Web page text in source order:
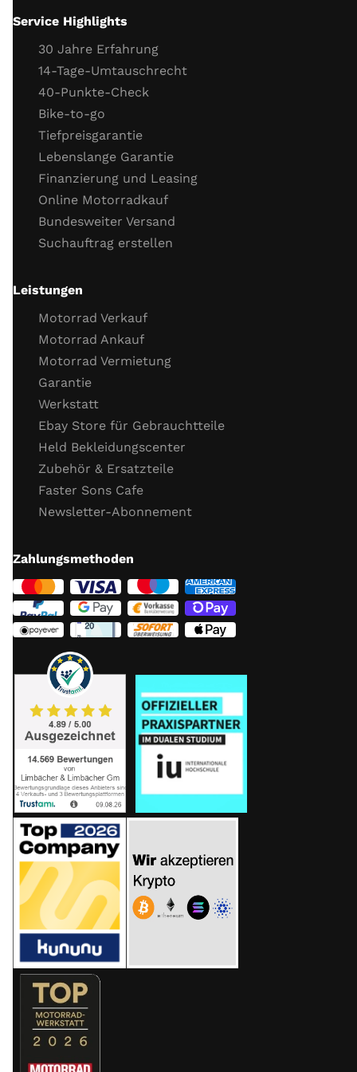
Funktion Seitenständerschalter
Motor
Gaszug
Kupplungszug
Kühlflüssigkeit (Stand, Frostschutz)
Kühlsystemverbindungen
Motor Dichtigkeit
Motor Kaltstartverhalten
Motorlauf
Gasannahme
Öl
Probefahrt
Probefahrt
Verhalten Bremsen
Verhalten Beschleunigung
Funktion Getriebe
Funktion Fahrzeug­elektronik (ABS, TC)
Allgemeines ­Fahr­verhalten
Abschluss Kontrolle / Schrauben nachziehen
Service Highlights
30 Jahre Erfahrung
14-Tage-Umtauschrecht
40-Punkte-Check
Bike-to-go
Tiefpreisgarantie
Lebenslange Garantie
Finanzierung und Leasing
Online Motorradkauf
Bundesweiter Versand
Suchauftrag erstellen
Leistungen
Motorrad Verkauf
Motorrad Ankauf
Motorrad Vermietung
Garantie
Werkstatt
Ebay Store für Gebrauchtteile
Held Bekleidungscenter
Zubehör & Ersatzteile
Faster Sons Cafe
Newsletter-Abonnement
Zahlungsmethoden